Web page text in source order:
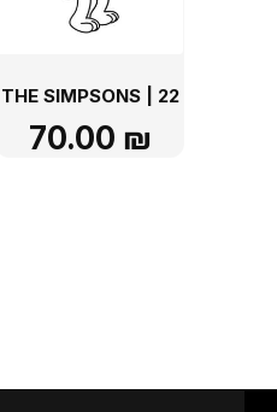
THE SIMPSONS | 22
70.00 ₪